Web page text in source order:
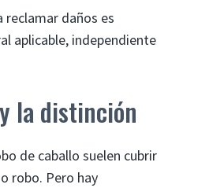
reclamar daños es
aplicable, independiente
la distinción
de caballo suelen cubrir
robo. Pero hay